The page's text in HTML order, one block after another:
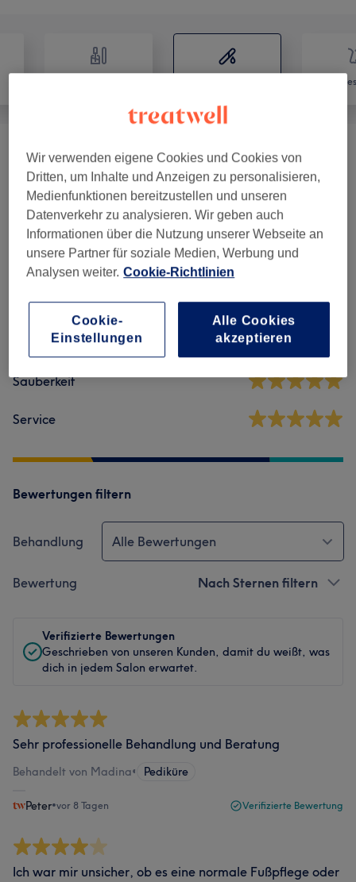
Damen - Waxing (8) ab 12 €
Salonbewertungen
4,9 97 Bewertungen
Ambiente
Sauberkeit
Service
Bewertungen filtern
Behandlung Alle Bewertungen
Bewertung Nach Sternen filtern
Verifizierte Bewertungen
Geschrieben von unseren Kunden, damit du weißt, was
dich in jedem Salon erwartet.
Sehr professionelle Behandlung und Beratung
Behandelt von Madina• Pediküre
Peter•vor 8 Tagen Verifizierte Bewertung
Ich war mir unsicher, ob es eine normale Fußpflege oder
Wir verwenden eigene Cookies und Cookies von
Dritten, um Inhalte und Anzeigen zu personalisieren,
Medienfunktionen bereitzustellen und unseren
Datenverkehr zu analysieren. Wir geben auch
Informationen über die Nutzung unserer Webseite an
unsere Partner für soziale Medien, Werbung und
Analysen weiter. Cookie-Richtlinien
Cookie-
Einstellungen
Alle Cookies
akzeptieren